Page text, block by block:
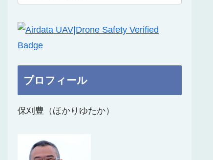
プロフィール
保刈豊（ほかりゆたか）